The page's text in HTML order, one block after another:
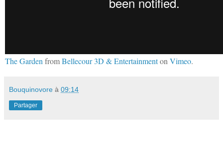
The GardenfromBellecour 3D & EntertainmentonVimeo.
Bouquinovore à 09:14
Partager